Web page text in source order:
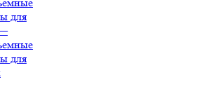
для
для